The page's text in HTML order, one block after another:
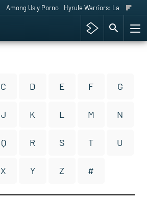
Among Us y Porno Hyrule Warriors: La Era del
C D E F G
J K L M N
Q R S T U
X Y Z #